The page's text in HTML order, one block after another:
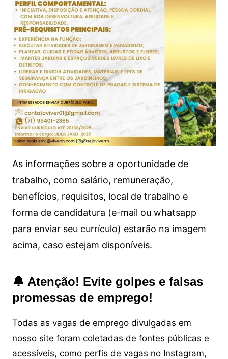
As informações sobre a oportunidade de
trabalho, como salário, remuneração,
benefícios, requisitos, local de trabalho e
forma de candidatura (e-mail ou whatsapp
para enviar seu currículo) estarão na imagem
acima, caso estejam disponíveis.
🔔 Atenção! Evite golpes e falsas
promessas de emprego!
Todas as vagas de emprego divulgadas em
nosso site foram coletadas de fontes públicas e
acessíveis, como perfis de vagas no Instagram,